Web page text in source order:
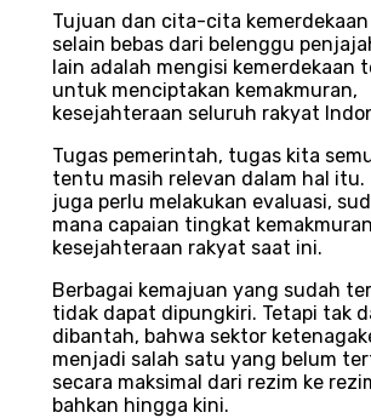
Tujuan dan cita-cita
selain bebas dari belenggu
lain adalah mengisi kemerdekaan
untuk menciptakan kemakmuran,
kesejahteraan seluruh rakyat
Tugas pemerintah, tugas kita
tentu masih relevan dalam hal itu.
juga perlu melakukan evaluasi,
mana capaian tingkat
kesejahteraan rakyat saat ini.
Berbagai kemajuan yang sudah
tidak dapat dipungkiri. Tetapi tak
dibantah, bahwa sektor
menjadi salah satu yang belum
secara maksimal dari rezim ke
bahkan hingga kini.